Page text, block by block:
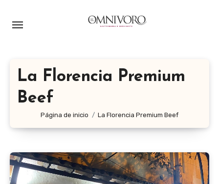
La Florencia Premium
Beef
Página de inicio La Florencia Premium Beef